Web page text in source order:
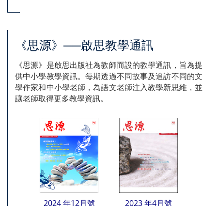
《思源》──啟思教學通訊
《思源》是啟思出版社為教師而設的教學通訊，旨為提
供中小學教學資訊。每期透過不同故事及追訪不同的文
學作家和中小學老師，為語文老師注入教學新思維，並
讓老師取得更多教學資訊。
2024 年12月號 2023 年4月號